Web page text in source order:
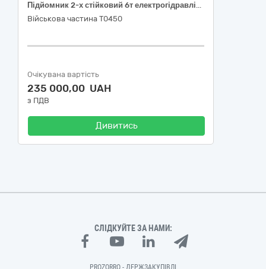
Підйомник 2-х стійковий 6т електрогідравлічний з верхньою синхронізацією
Військова частина Т0450
Очікувана вартість
235 000,00 UAH
з ПДВ
Дивитись
СЛІДКУЙТЕ ЗА НАМИ:
PROZORRO - ДЕРЖЗАКУПІВЛІ